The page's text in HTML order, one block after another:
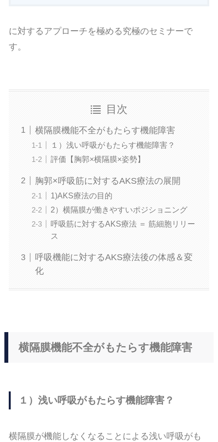
に対するアプローチを極める究極のセミナーで
す。
目次
横隔膜機能不全がもたらす機能障害
１）浅い呼吸がもたらす機能障害？
評価【胸郭×横隔膜×姿勢】
胸郭×呼吸筋に対するAKS療法の展開
1)AKS療法の目的
2）横隔膜が働きやすいポジショニング
呼吸筋に対するAKS療法 ＝ 筋細胞リリー
ス
呼吸機能に対するAKS療法後の体感＆変
化
横隔膜機能不全がもたらす機能障害
１）浅い呼吸がもたらす機能障害？
横隔膜が機能しなくなることによる浅い呼吸がも